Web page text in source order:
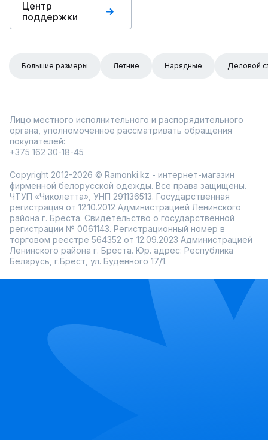
Центр
поддержки
Большие размеры Летние Нарядные Деловой
Лицо местного исполнительного и распорядительного
органа, уполномоченное рассматривать обращения
покупателей:
+375 162 30-18-45
Copyright 2012-2026 © Ramonki.kz - интернет-магазин
фирменной белорусской одежды. Все права защищены.
ЧТУП «Чиколетта», УНП 291136513. Государственная
регистрация от 12.10.2012 Администрацией Ленинского
района г. Бреста. Свидетельство о государственной
регистрации № 0061143. Регистрационный номер в
торговом реестре 564352 от 12.09.2023 Администрацией
Ленинского района г. Бреста. Юр. адрес: Республика
Беларусь, г.Брест, ул. Буденного 17/1.